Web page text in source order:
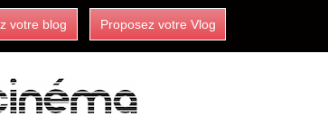
votre blog Proposez votre Vlog